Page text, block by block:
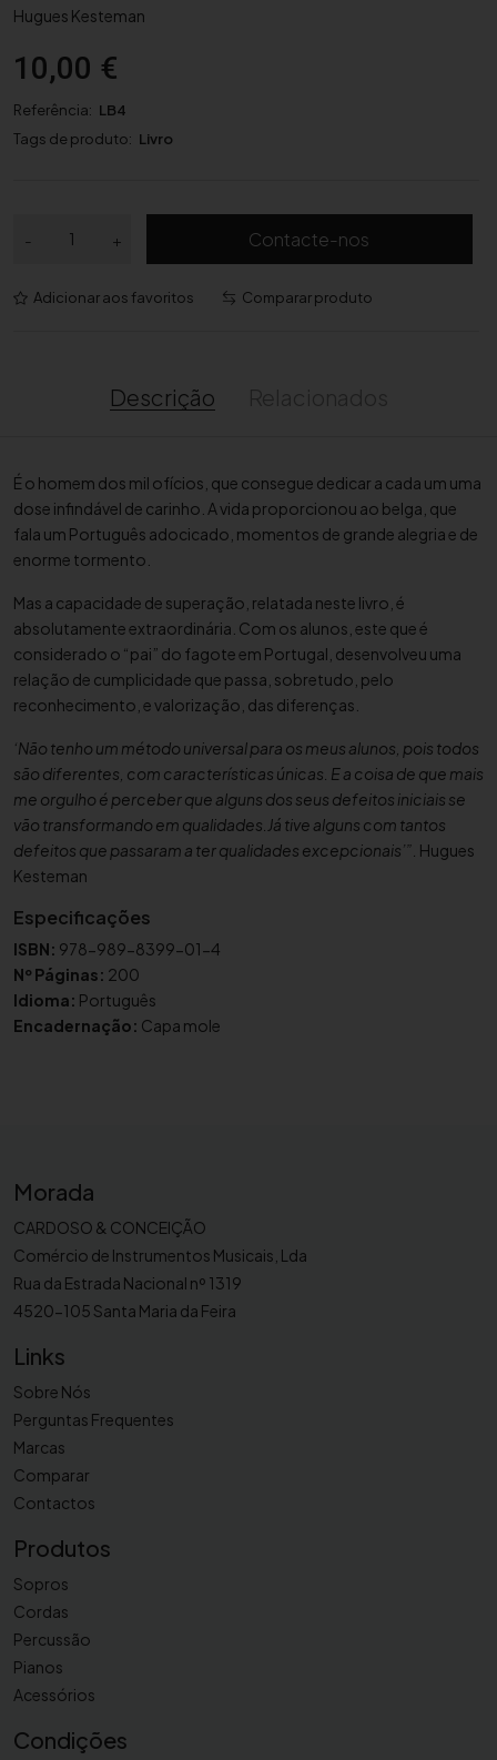
Hugues Kesteman
10,00 €
Referência: LB4
Tags de produto: Livro
-
n
d
e
D
u
a
s
V
i
d
s
U
m
D
e
t
i
n
o
+ Contacte-nos
Adicionar aos favoritos Comparar produto
Descrição
É o homem dos mil ofícios, que consegue dedicar a cada um uma
dose infindável de carinho. A vida proporcionou ao belga, que
fala um Português adocicado, momentos de grande alegria e de
enorme tormento.
Mas a capacidade de superação, relatada neste livro, é
absolutamente extraordinária. Com os alunos, este que é
considerado o “pai” do fagote em Portugal, desenvolveu uma
relação de cumplicidade que passa, sobretudo, pelo
reconhecimento, e valorização, das diferenças.
‘Não tenho um método universal para os meus alunos, pois todos
são diferentes, com características únicas. E a coisa de que mais
me orgulho é perceber que alguns dos seus defeitos iniciais se
vão transformando em qualidades.Já tive alguns com tantos
defeitos que passaram a ter qualidades excepcionais’”. Hugues
Kesteman
Especificações
ISBN: 978-989-8399-01-4
Nº Páginas: 200
Idioma: Português
Encadernação: Capa mole
Morada
CARDOSO & CONCEIÇÃO
Comércio de Instrumentos Musicais, Lda
Rua da Estrada Nacional nº 1319
4520-105 Santa Maria da Feira
Links
Sobre Nós
Perguntas Frequentes
Marcas
Comparar
Contactos
Produtos
Sopros
Cordas
Percussão
Pianos
Acessórios
Condições